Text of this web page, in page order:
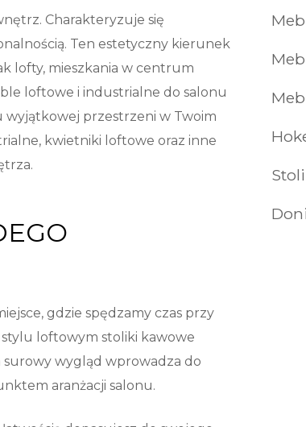
Charakteryzuje się
Ten estetyczny kierunek
lofty, mieszkania w centrum
loftowe i industrialne do salonu
przestrzeni w Twoim
kwietniki loftowe oraz inne
gdzie spędzamy czas przy
stylu loftowym stoliki kawowe
surowy wygląd wprowadza do
aranżacji salonu.